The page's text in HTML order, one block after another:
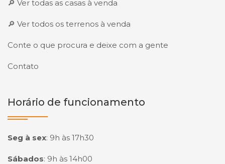
🔎 Ver todas as casas à venda
🔎 Ver todos os terrenos à venda
Conte o que procura e deixe com a gente
Contato
Horário de funcionamento
Seg à sex: 9h às 17h30
Sábados: 9h às 14h00